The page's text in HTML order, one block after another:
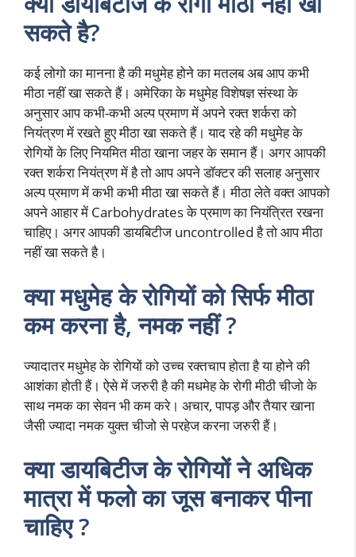
सकते है?
कई लोगो का मानना है की मधुमेह होने का मतलब अब आप कभी
मीठा नहीं खा सकते हैं। अमेरिका के मधुमेह विशेषज्ञ संस्था के
अनुसार आप कभी-कभी अल्प प्रमाण में अपने रक्त शर्करा को
नियंत्रण में रखते हुए मीठा खा सकते हैं। याद रहे की मधुमेह के
रोगियों के लिए नियमित मीठा खाना जहर के समान हैं। अगर आपकी
रक्त शर्करा नियंत्रण में है तो आप अपने डॉक्टर की सलाह अनुसार
अल्प प्रमाण में कभी कभी मीठा खा सकते हैं। मीठा लेते वक्त आपको
अपने आहार में Carbohydrates के प्रमाण का नियंत्रित रखना
चाहिए। अगर आपकी डायबिटीज uncontrolled है तो आप मीठा
नहीं खा सकते है।
क्या मधुमेह के रोगियों को सिर्फ मीठा
कम करना है, नमक नहीं ?
ज्यादातर मधुमेह के रोगियों को उच्च रक्तचाप होता है या होने की
आशंका होती हैं। ऐसे में जरुरी है की मधमेह के रोगी मीठी चीजो के
साथ नमक का सेवन भी कम करे। अचार, पापड़ और तैयार खाना
जैसी ज्यादा नमक युक्त चीजो से परहेज करना जरुरी हैं।
क्या डायबिटीज के रोगियों ने अधिक
मात्रा में फलो का जूस बनाकर पीना
चाहिए ?